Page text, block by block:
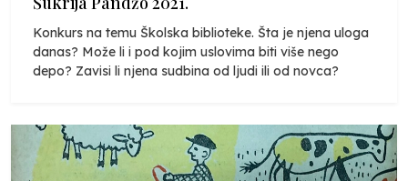
Konkurs na temu Školska biblioteke. Šta je njena uloga
danas? Može li i pod kojim uslovima biti više nego
depo? Zavisi li njena sudbina od ljudi ili od novca?